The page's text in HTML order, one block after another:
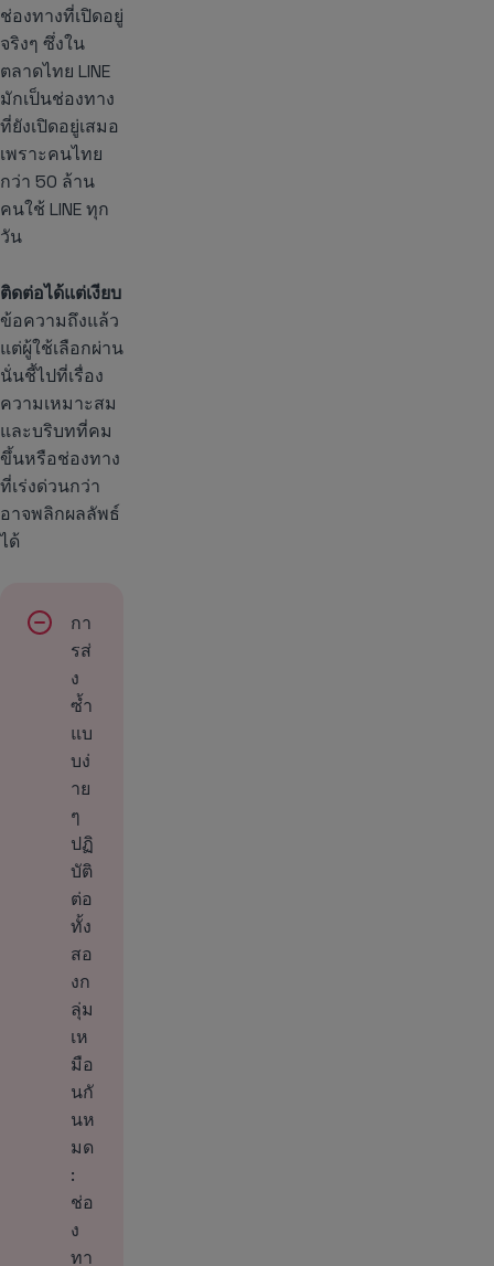
ช่องทางที่เปิดอยู่
จริงๆ ซึ่งใน
ตลาดไทย LINE
มักเป็นช่องทาง
ที่ยังเปิดอยู่เสมอ
เพราะคนไทย
กว่า 50 ล้าน
คนใช้ LINE ทุก
วัน
ติดต่อได้แต่เงียบ
ข้อความถึงแล้ว
แต่ผู้ใช้เลือกผ่าน
นั่นชี้ไปที่เรื่อง
ความเหมาะสม
และบริบทที่คม
ขึ้นหรือช่องทาง
ที่เร่งด่วนกว่า
อาจพลิกผลลัพธ์
ได้
กา
รส่
ง
ซ้ำ
แบ
บง่
าย
ๆ
ปฏิ
บัติ
ต่อ
ทั้ง
สอ
งก
ลุ่ม
เห
มือ
นกั
นห
มด
:
ช่อ
ง
ทา